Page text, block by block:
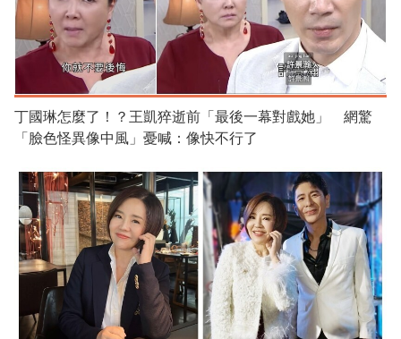
丁國琳怎麼了！？王凱猝逝前「最後一幕對戲她」 網驚
「臉色怪異像中風」憂喊：像快不行了